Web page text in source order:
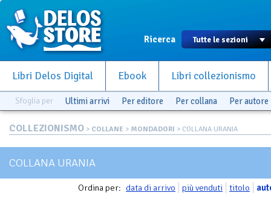
Ricerca
Libri Delos Digital Ebook Libri collezionismo
Sfoglia per Ultimi arrivi Per editore Per collana Per autore
COLLEZIONISMO > COLLANE > MONDADORI > COLLANA URANIA
COLLANA URANIA
Ordina per: data di arrivo più venduti titolo